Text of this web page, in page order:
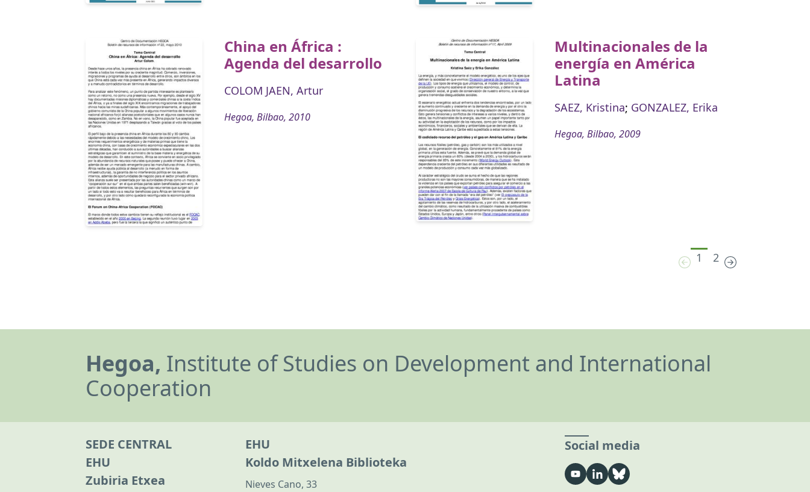
China en África :
Agenda del desarrollo
COLOM JAEN, Artur
Hegoa, Bilbao, 2010
Multinacionales de la
energía en América
Latina
SAEZ, Kristina; GONZALEZ, Erika
Hegoa, Bilbao, 2009
1 2
Hegoa, Institute of Studies on Development and International
Cooperation
SEDE CENTRAL
EHU
Zubiria Etxea
EHU
Koldo Mitxelena Biblioteka
Nieves Cano, 33
Social media